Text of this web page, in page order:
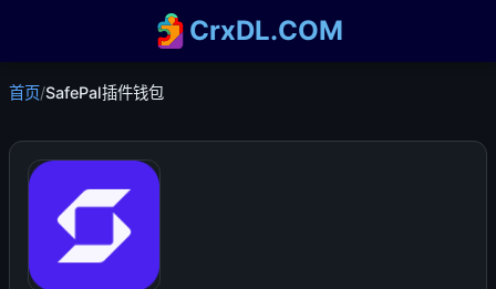
CrxDL.COM
首页/SafePal插件钱包